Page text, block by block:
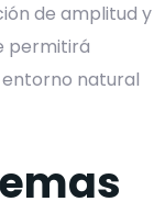
de amplitud y
permitirá
natural